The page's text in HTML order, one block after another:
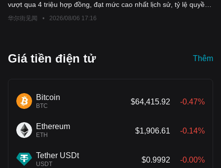
nghi vấn.
vượt qua 4 triệu hợp đồng, đạt mức cao nhất lịch sử, tỷ lệ quyền
chọn mua/bán đạt mức cao thứ ba trong gần 15 năm. Tâm lý
đỉnh mới cho thấy thị trường tăng giá đang lan rộng ra ngoài lĩnh
华尔街见闻 • 2026/08/06 17:16
Giá tiền điện tử Thêm
Bitcoin
BTC
$64,415.92 -0.47%
Ethereum
ETH
$1,906.61 -0.14%
Tether USDt
USDT
$0.9992 -0.00%